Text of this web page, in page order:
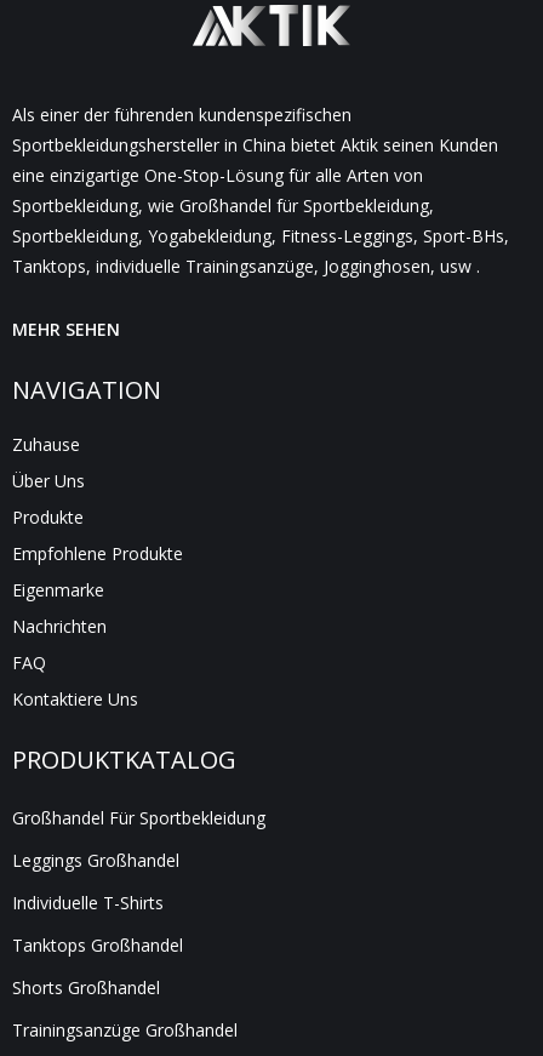
Als einer der führenden kundenspezifischen
Sportbekleidungshersteller in China bietet Aktik seinen Kunden
eine einzigartige One-Stop-Lösung für alle Arten von
Sportbekleidung, wie Großhandel für Sportbekleidung,
Sportbekleidung, Yogabekleidung, Fitness-Leggings, Sport-BHs,
Tanktops, individuelle Trainingsanzüge, Jogginghosen, usw .
MEHR SEHEN
NAVIGATION
Zuhause
Über Uns
Produkte
Empfohlene Produkte
Eigenmarke
Nachrichten
FAQ
Kontaktiere Uns
PRODUKTKATALOG
Großhandel Für Sportbekleidung
Leggings Großhandel
Individuelle T-Shirts
Tanktops Großhandel
Shorts Großhandel
Trainingsanzüge Großhandel